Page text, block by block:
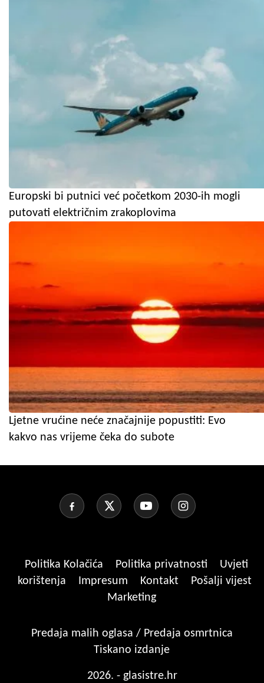
Europski bi putnici već početkom 2030-ih mogli
putovati električnim zrakoplovima
Ljetne vrućine neće značajnije popustiti: Evo
kakvo nas vrijeme čeka do subote
Politika Kolačića Politika privatnosti
Uvjeti
korištenja
Impresum Kontakt
Pošalji vijest
Marketing
Predaja malih oglasa / Predaja osmrtnica
Tiskano izdanje
2026. - glasistre.hr